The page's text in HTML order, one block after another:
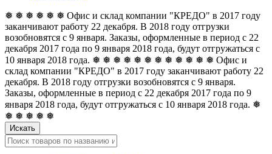
❅ ❅ ❅ ❅ ❅ ❅ Офис и склад компании "КРЕДО" в 2017 году
заканчивают работу 22 декабря. В 2018 году отгрузки
возобновятся с 9 января. Заказы, оформленные в период с 22
декабря 2017 года по 9 января 2018 года, будут отгружаться с
10 января 2018 года. ❅ ❅ ❅ ❅ ❅ ❅ ❅ ❅ ❅ ❅ ❅ ❅ Офис и
склад компании "КРЕДО" в 2017 году заканчивают работу 22
декабря. В 2018 году отгрузки возобновятся с 9 января.
Заказы, оформленные в период с 22 декабря 2017 года по 9
января 2018 года, будут отгружаться с 10 января 2018 года. ❅
❅ ❅ ❅ ❅ ❅
Искать